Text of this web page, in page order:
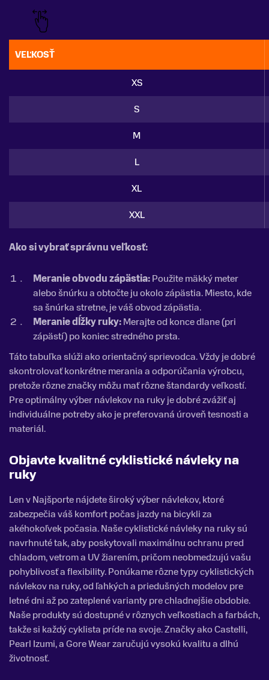
VEĽKOSŤ
XS
S
M
L
XL
XXL
Ako si vybrať správnu veľkosť:
Meranie obvodu zápästia:Použite mäkký meter
alebo šnúrku a obtočte ju okolo zápästia. Miesto, kde
sa šnúrka stretne, je váš obvod zápästia.
Meranie dĺžky ruky:Merajte od konce dlane (pri
zápästí) po koniec stredného prsta.
Táto tabuľka slúži ako orientačný sprievodca. Vždy je dobré
skontrolovať konkrétne merania a odporúčania výrobcu,
pretože rôzne značky môžu mať rôzne štandardy veľkostí.
Pre optimálny výber návlekov na ruky je dobré zvážiť aj
individuálne potreby ako je preferovaná úroveň tesnosti a
materiál.
Objavte kvalitné cyklistické návleky na
ruky
Len v Najšporte nájdete široký výber návlekov, ktoré
zabezpečia váš komfort počas jazdy na bicykli za
akéhokoľvek počasia. Naše cyklistické návleky na ruky sú
navrhnuté tak, aby poskytovali maximálnu ochranu pred
chladom, vetrom a UV žiarením, pričom neobmedzujú vašu
pohyblivosť a flexibility.Ponúkame rôzne typy cyklistických
návlekov na ruky, od ľahkých a priedušných modelov pre
letné dni až po zateplené varianty pre chladnejšie obdobie.
Naše produkty sú dostupné v rôznych veľkostiach a farbách,
takže si každý cyklista príde na svoje. Značky ako Castelli,
Pearl Izumi, a Gore Wear zaručujú vysokú kvalitu a dlhú
životnosť.